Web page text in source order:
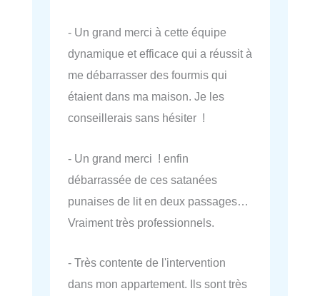
- Un grand merci à cette équipe
dynamique et efficace qui a réussit à
me débarrasser des fourmis qui
étaient dans ma maison. Je les
conseillerais sans hésiter !
- Un grand merci ! enfin
débarrassée de ces satanées
punaises de lit en deux passages…
Vraiment très professionnels.
- Très contente de l'intervention
dans mon appartement. Ils sont très